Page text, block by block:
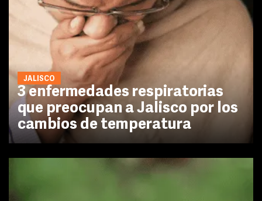
JALISCO
3 enfermedades respiratorias
que preocupan a Jalisco por los
cambios de temperatura